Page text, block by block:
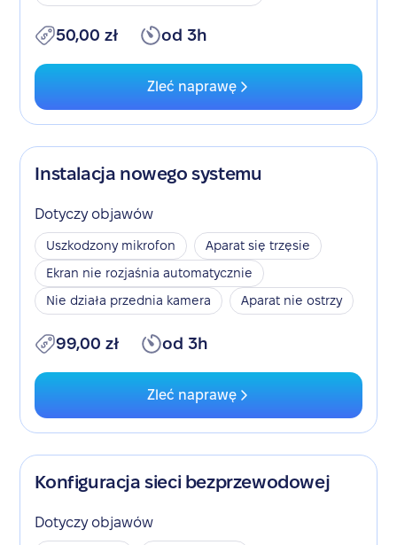
50,00 zł od 3h
Zleć naprawę
Instalacja nowego systemu
Dotyczy objawów
Uszkodzony mikrofon
Aparat się trzęsie
Ekran nie rozjaśnia automatycznie
Nie działa przednia kamera
Aparat nie ostrzy
99,00 zł od 3h
Zleć naprawę
Konfiguracja sieci bezprzewodowej
Dotyczy objawów